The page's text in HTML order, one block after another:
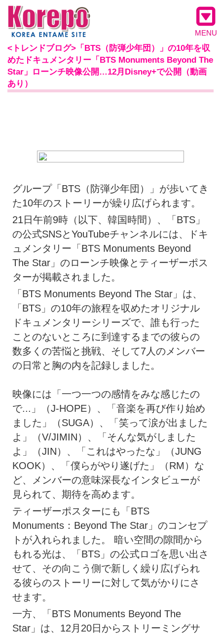
MENU
<トレンドブログ>「BTS（防弾少年団）」の10年を収
めたドキュメンタリー「BTS Monuments Beyond The
Star」ローンチ映像公開…12月Disney+で公開（動画
あり）
グループ「BTS（防弾少年団）」が歩いてき
た10年のストーリーが繰り広げられます。
21日午前9時（以下、韓国時間）、「BTS」
の公式SNSとYouTubeチャンネルには、ドキ
ュメンタリー「BTS Monuments Beyond
The Star」のローンチ映像とティーザーポス
ターが掲載されました。
「BTS Monuments Beyond The Star」は、
「BTS」の10年の旅程を収めたオリジナル
ドキュメンタリーシリーズで、誰も行った
ことのないところに到達するまでの彼らの
数多くの苦悩と挑戦、そして7人のメンバー
の日常と胸の内を記録しました。
映像には「一つ一つの感情をみな感じたの
で...」（J-HOPE）、「音楽を再び作り始め
ました」（SUGA）、「笑って涙が出ました
よ」（V/JIMIN）、「そんな気がしました
よ」（JIN）、「これはやったな」（JUNG
KOOK）、「僕らがやり遂げた」（RM）な
ど、メンバーの意味深長なインタビューが
見られて、期待を高めます。
ティーザーポスターにも「BTS
Monuments：Beyond The Star」のコンセプ
トが入れられました。 暗い空間の隙間から
もれる光は、「BTS」の公式ロゴを思い出さ
せて、その向こう側で新しく繰り広げられ
る彼らのストーリーに対して気がかりにさ
せます。
一方、「BTS Monuments Beyond The
Star」は、12月20日からストリーミングサ